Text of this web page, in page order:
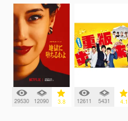
29530 12090 3.8 12611 5431 4.1